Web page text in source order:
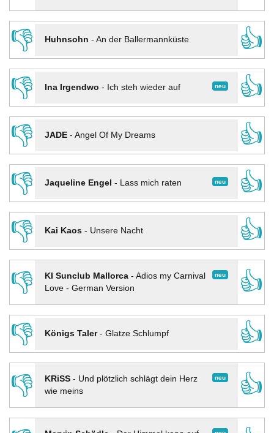
👎
Huhnsohn - An der Ballermannküste
👍
👎
neu
Ina Irgendwo - Ich steh wieder auf
👍
👎
JADE- Angel Of My Dreams
👍
👎
neu
Jaqueline Engel - Lass mich raten
👍
👎
Kai Kaos- Unsere Nacht
👍
👎
neu
KI Sunclub Mallorca- Adios my Carnival
Love - German Version
👍
👎
Königs Taler- Glatze Schlumpf
👍
👎
neu
KRiSS- Und plötzlich schlägt dein Herz
wie meins
👍